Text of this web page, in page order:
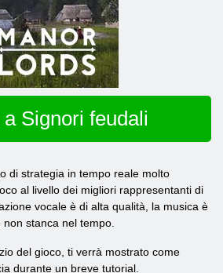
Signori feudali
di strategia in tempo reale molto
al livello dei migliori rappresentanti di
vocale è di alta qualità, la musica è
stanca nel tempo.
del gioco, ti verrà mostrato come
durante un breve tutorial.